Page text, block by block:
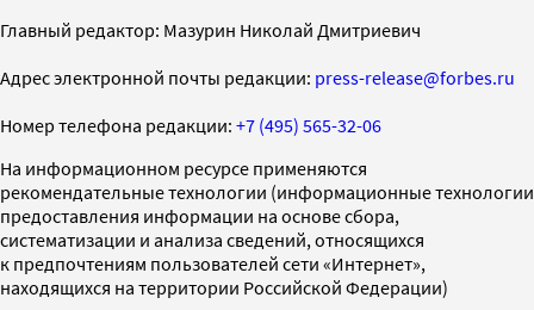
Главный редактор: Мазурин Николай Дмитриевич
Адрес электронной почты редакции: press-release@forbes.ru
Номер телефона редакции: +7 (495) 565-32-06
На информационном ресурсе применяются
рекомендательные технологии (информационные технологии
предоставления информации на основе сбора,
систематизации и анализа сведений, относящихся
к предпочтениям пользователей сети «Интернет»,
находящихся на территории Российской Федерации)